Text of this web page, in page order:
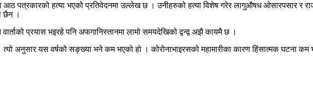
आठ पत्रकारको हत्या भएको प्रतिवेदनमा उल्लेख छ । उनीहरुको हत्या विशेष गरेर लागुऔषध ओसारपसार र
छैन ।
प्रयास भइरहे पनि अफगानिस्तानमा लामो समयदेखिको द्वन्द्व अझै कायमै छ ।
अनुसार यस वर्षको सङ्ख्या भने कम भएको हो । कोरोनाभाइरसको महामारीका कारण हिंसात्मक घटना